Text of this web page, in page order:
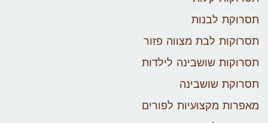
תסרוקת לבנות
תסרוקות לבת מצווה פזור
תסרוקות שושבינה לילדות
תסרוקת שושבינה
מאפרות מקצועיות לפורים